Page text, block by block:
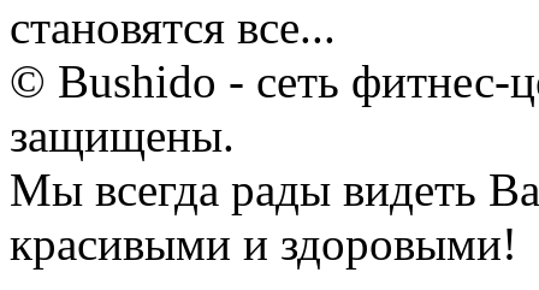
становятся все...
© Bushido - сеть фитнес-
защищены.
Мы всегда рады видеть
красивыми и здоровыми!